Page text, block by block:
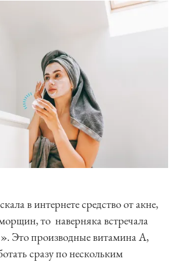
в интернете средство от акне,
то наверняка встречала
Это производные витамина А,
сразу по нескольким